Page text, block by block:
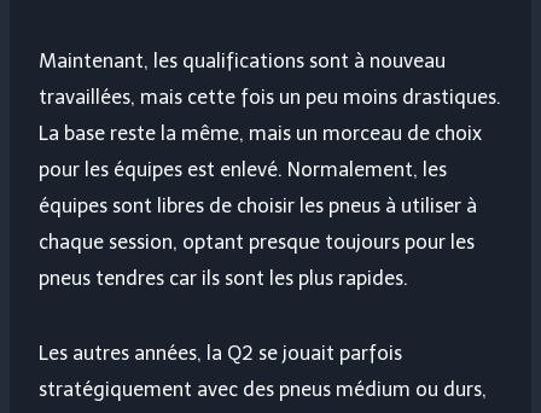
Maintenant, les qualifications sont à nouveau
travaillées, mais cette fois un peu moins drastiques.
La base reste la même, mais un morceau de choix
pour les équipes est enlevé. Normalement, les
équipes sont libres de choisir les pneus à utiliser à
chaque session, optant presque toujours pour les
pneus tendres car ils sont les plus rapides.
Les autres années, la Q2 se jouait parfois
stratégiquement avec des pneus médium ou durs,